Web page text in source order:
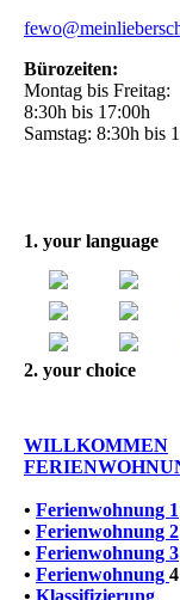
Bürozeiten:
Montag bis Freitag:
8:30h bis 17:00h
Samstag: 8:30h bis
1. your language
2. your choice
WILLKOMMEN
• Ferienwohnung 1
• Ferienwohnung 2
• Ferienwohnung 3
• Ferienwohnung 4
• Klassifizierung